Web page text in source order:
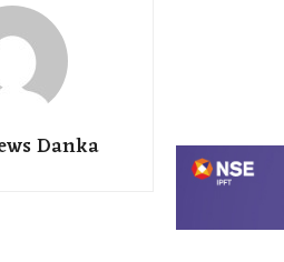
Danka